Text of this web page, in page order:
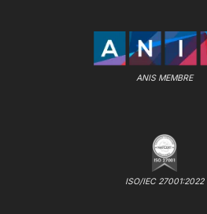
ANIS MEMBRE
ISO/IEC 27001:2022